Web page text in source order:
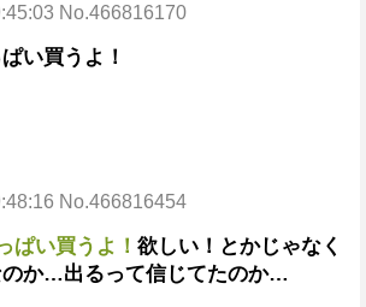
No.466816170
い買うよ！
No.466816454
ぱい買うよ！ 欲しい！とかじゃなく
のか…出るって信じてたのか…